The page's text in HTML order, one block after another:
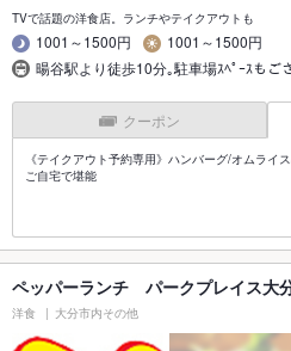
TVで話題の洋食店。ランチやテイクアウトも
1001～1500円
1001～1500円
暘谷駅より徒歩10分｡駐車場ｽﾍﾟｰｽもご
クーポン
《テイクアウト予約専用》ハンバーグ/オムライ
ご自宅で堪能
ペッパーランチ パークプレイス大
洋食 大分市内その他